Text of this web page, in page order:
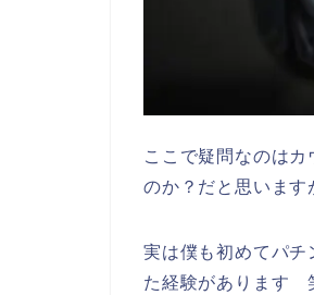
ここで疑問なのは
のか？だと思います
実は僕も初めてパチ
た経験があります